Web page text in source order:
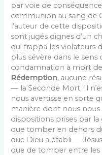
par voie de
communion au sang de
l’auteur de cette
sont jugés dignes d’un
qui frappa les violateurs
plus sévère dans le sens
condamnation à mort
Rédemption, aucune
— la Seconde Mort. Il
nous avertisse en sorte
manière dont nous
dispositions prises par la
que tomber en dehors
que Dieu a établi —
que de tomber entre les